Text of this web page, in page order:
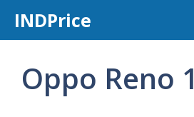
content
INDPrice
Oppo Reno